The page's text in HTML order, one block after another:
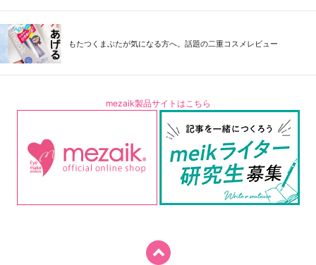
もたつくまぶたが気になる方へ。話題の二重コスメレビュー
mezaik製品サイトはこちら